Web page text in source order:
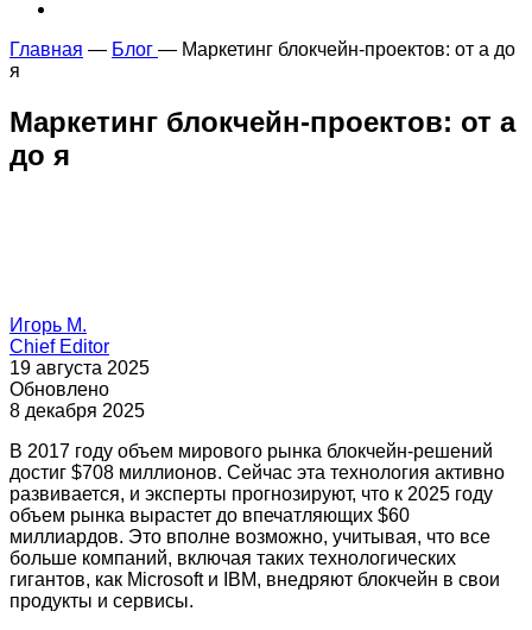
Главная — Блог — Маркетинг блокчейн-проектов: от а до
я
Маркетинг блокчейн-проектов: от а
до я
Игорь М.
Chief Editor
19 августа 2025
Обновлено
8 декабря 2025
В 2017 году объем мирового рынка блокчейн-решений
достиг $708 миллионов. Сейчас эта технология активно
развивается, и эксперты прогнозируют, что к 2025 году
объем рынка вырастет до впечатляющих $60
миллиардов. Это вполне возможно, учитывая, что все
больше компаний, включая таких технологических
гигантов, как Microsoft и IBM, внедряют блокчейн в свои
продукты и сервисы.